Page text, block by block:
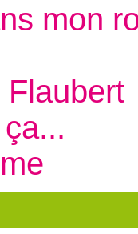
mon
Flaubert